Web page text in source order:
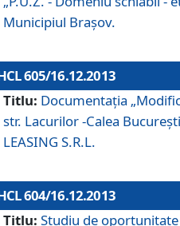
Municipiul Braşov.
605/16.12.2013
Titlu: Documentaţia
str. Lacurilor -Calea
LEASING S.R.L.
604/16.12.2013
Titlu: Studiu de